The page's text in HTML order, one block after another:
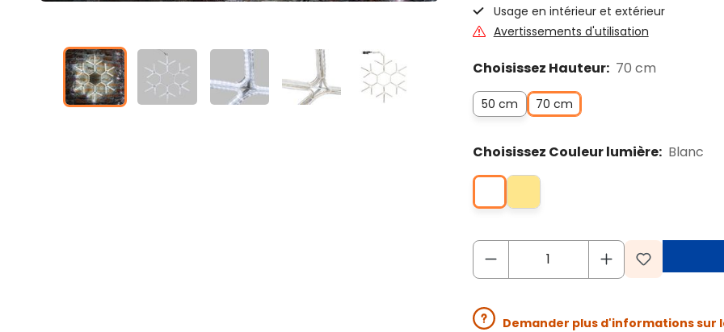
Usage en intérieur et extérieur
Avertissements d'utilisation
Choisissez Hauteur: 70 cm
50 cm 70 cm
Choisissez Couleur lumière: Blanc
Demander plus d'informations sur